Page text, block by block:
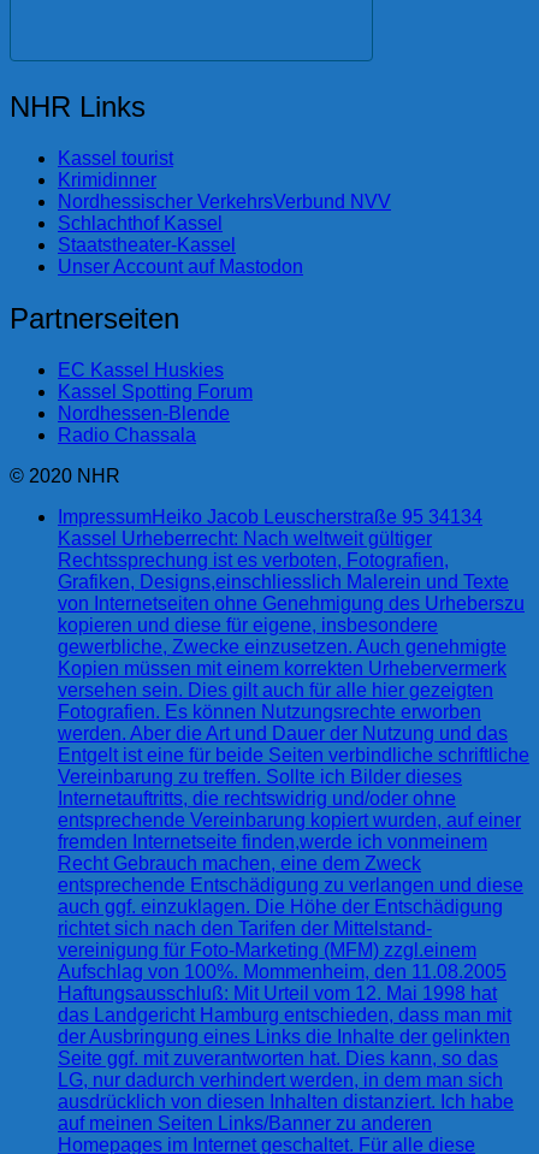
NHR Links
Kassel tourist
Krimidinner
Nordhessischer VerkehrsVerbund NVV
Schlachthof Kassel
Staatstheater-Kassel
Unser Account auf Mastodon
Partnerseiten
EC Kassel Huskies
Kassel Spotting Forum
Nordhessen-Blende
Radio Chassala
© 2020 NHR
ImpressumHeiko Jacob Leuscherstraße 95 34134
Kassel Urheberrecht: Nach weltweit gültiger
Rechtssprechung ist es verboten, Fotografien,
Grafiken, Designs,einschliesslich Malerein und Texte
von Internetseiten ohne Genehmigung des Urheberszu
kopieren und diese für eigene, insbesondere
gewerbliche, Zwecke einzusetzen. Auch genehmigte
Kopien müssen mit einem korrekten Urhebervermerk
versehen sein. Dies gilt auch für alle hier gezeigten
Fotografien. Es können Nutzungsrechte erworben
werden. Aber die Art und Dauer der Nutzung und das
Entgelt ist eine für beide Seiten verbindliche schriftliche
Vereinbarung zu treffen. Sollte ich Bilder dieses
Internetauftritts, die rechtswidrig und/oder ohne
entsprechende Vereinbarung kopiert wurden, auf einer
fremden Internetseite finden,werde ich vonmeinem
Recht Gebrauch machen, eine dem Zweck
entsprechende Entschädigung zu verlangen und diese
auch ggf. einzuklagen. Die Höhe der Entschädigung
richtet sich nach den Tarifen der Mittelstand-
vereinigung für Foto-Marketing (MFM) zzgl.einem
Aufschlag von 100%. Mommenheim, den 11.08.2005
Haftungsausschluß: Mit Urteil vom 12. Mai 1998 hat
das Landgericht Hamburg entschieden, dass man mit
der Ausbringung eines Links die Inhalte der gelinkten
Seite ggf. mit zuverantworten hat. Dies kann, so das
LG, nur dadurch verhindert werden, in dem man sich
ausdrücklich von diesen Inhalten distanziert. Ich habe
auf meinen Seiten Links/Banner zu anderen
Homepages im Internet geschaltet. Für alle diese